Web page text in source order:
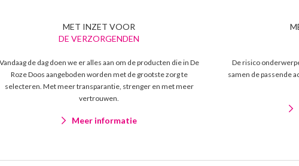
MET INZET VOOR
DE VERZORGENDEN
Vandaag de dag doen we er alles aan om de producten die in De
Roze Doos aangeboden worden met de grootste zorg te
selecteren. Met meer transparantie, strenger en met meer
vertrouwen.
Meer informatie
De risico
samen de passende